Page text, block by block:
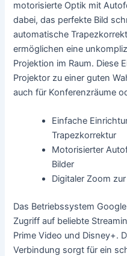
motorisierte Optik mit
dabei, das perfekte Bild
automatische
ermöglichen eine
Projektion im Raum. Diese
Projektor zu einer guten
auch für Konferenzräume
Einfache
Trapezkorrektur
Motorisierter
Bilder
Digitaler Zoom
Das Betriebssystem
Zugriff auf beliebte
Prime Video und Disney+.
Verbindung sorgt für ein